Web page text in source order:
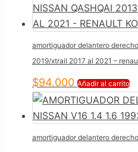
amortiguador delantero
2019/xtrail 2017 al 2021 –
$94.000 Añadir al carrito
amortiguador delantero